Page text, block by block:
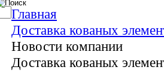
Главная
Доставка кованых
Новости компании
Доставка кованых